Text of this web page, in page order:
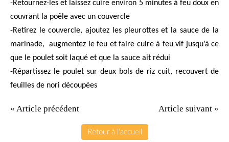
-Retournez-les et laissez cuire environ 5 minutes à feu doux en
couvrant la poêle avec un couvercle
-Retirez le couvercle, ajoutez les pleurottes et la sauce de la
marinade,
augmentez le feu et faire cuire à feu vif jusqu’à ce
que le poulet soit laqué et que la sauce ait rédui
-Répartissez le poulet sur deux bols de riz cuit, recouvert de
feuilles de nori découpées
« Article précédent Article suivant »
Retour à l'accueil